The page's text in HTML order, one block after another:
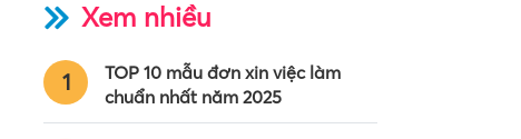
Xem nhiều
1
TOP 10 mẫu đơn xin việc làm
chuẩn nhất năm 2025